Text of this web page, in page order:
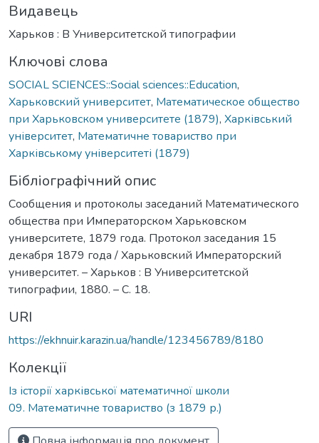
Видавець
Харьков : В Университетской типографии
Ключові слова
SOCIAL SCIENCES::Social sciences::Education,
Харьковский университет, Математическое общество
при Харьковском университете (1879), Харківський
університет, Математичне товариство при
Харківському університеті (1879)
Бібліографічний опис
Сообщения и протоколы заседаний Mатематического
общества при Императорском Харьковском
университете, 1879 года. Протокол заседания 15
декабря 1879 года / Харьковский Императорский
университет. – Харьков : В Университетской
типографии, 1880. – С. 18.
URI
https://ekhnuir.karazin.ua/handle/123456789/8180
Колекції
Із історії харківської математичної школи
09. Математичне товариство (з 1879 р.)